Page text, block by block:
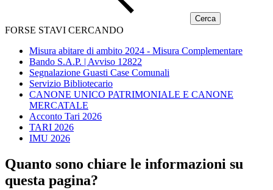
FORSE STAVI CERCANDO
Misura abitare di ambito 2024 - Misura Complementare
Bando S.A.P. | Avviso 12822
Segnalazione Guasti Case Comunali
Servizio Bibliotecario
CANONE UNICO PATRIMONIALE E CANONE
MERCATALE
Acconto Tari 2026
TARI 2026
IMU 2026
Quanto sono chiare le informazioni su
questa pagina?